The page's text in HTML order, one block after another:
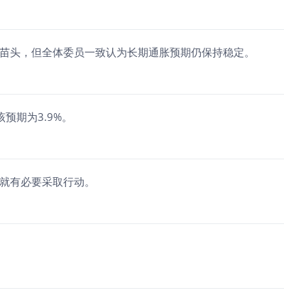
，但全体委员一致认为长期通胀预期仍保持稳定。
期为3.9%。
有必要采取行动。